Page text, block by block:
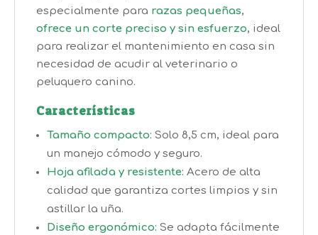
especialmente para razas pequeñas,
ofrece un corte preciso y sin esfuerzo, ideal
para realizar el mantenimiento en casa sin
necesidad de acudir al veterinario o
peluquero canino.
Características
Tamaño compacto: Solo 8,5 cm, ideal para
un manejo cómodo y seguro.
Hoja afilada y resistente: Acero de alta
calidad que garantiza cortes limpios y sin
astillar la uña.
Diseño ergonómico: Se adapta fácilmente